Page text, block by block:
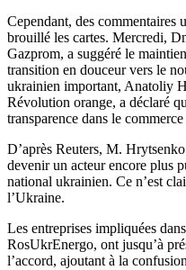
Cependant, des
brouillé les cartes. Mercredi,
Gazprom, a suggéré le
transition en douceur vers le
ukrainien important, Anatoliy
Révolution orange, a déclaré
transparence dans le
D’après Reuters, M.
devenir un acteur encore plus
national ukrainien. Ce n’est
l’Ukraine.
Les entreprises impliquées
RosUkrEnergo, ont jusqu’à
l’accord, ajoutant à la